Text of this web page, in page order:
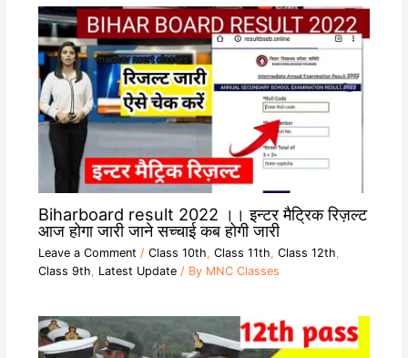
Biharboard result 2022 ।। इन्टर मैट्रिक रिज़ल्ट
आज होगा जारी जाने सच्चाई कब होगी जारी
Leave a Comment / Class 10th, Class 11th, Class 12th,
Class 9th, Latest Update/ By MNC Classes